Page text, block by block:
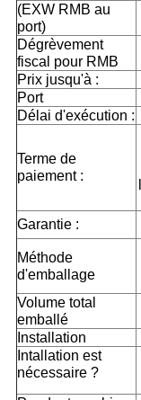
(EXW RMB au
port)
Dégrèvement
fiscal pour RMB
Prix jusqu'à :
Port
Délai d'exécution :
Terme de
paiement :
Garantie :
Méthode
d'emballage
Volume total
emballé
Installation
Intallation est
nécessaire ?